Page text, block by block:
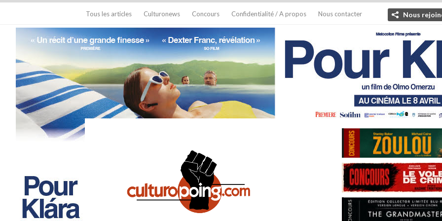
Tous les articles Culturonews Concours Confidentialité / A propos Nous contacter Nous